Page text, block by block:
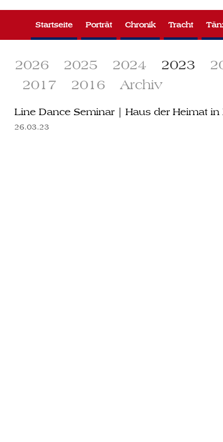
2026 2025 2024 2023
2017
2016 Archiv
Startseite Porträt Chronik Tracht
Line Dance Seminar | Haus der Heimat in
26.03.23